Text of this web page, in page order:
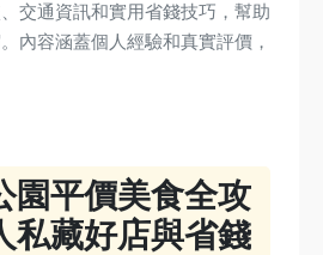
交通資訊和實用省錢技巧，幫助
內容涵蓋個人經驗和真實評價，
園平價美食全攻
私藏好店與省錢